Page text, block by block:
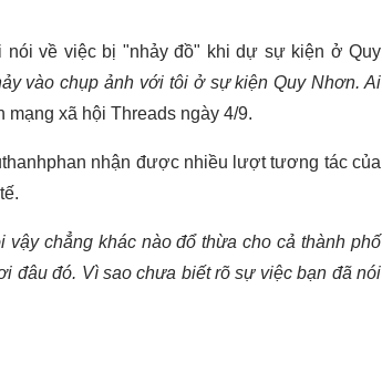
nói về việc bị "nhảy đồ" khi dự sự kiện ở Quy
vào chụp ảnh với tôi ở sự kiện Quy Nhơn. Ai
mạng xã hội Threads ngày 4/9.
nhận được nhiều lượt tương tác của
chẳng khác nào đổ thừa cho cả thành phố
đâu đó. Vì sao chưa biết rõ sự việc bạn đã nói